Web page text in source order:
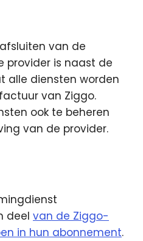
van de
provider is naast de
alle diensten worden
van Ziggo.
ook te beheren
van de provider.
deel van de Ziggo-
in hun abonnement.